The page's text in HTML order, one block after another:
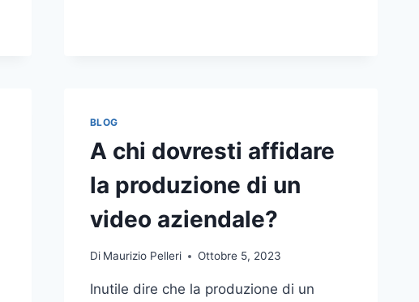
BLOG
A chi dovresti affidare
la produzione di un
video aziendale?
Di Maurizio Pelleri Ottobre 5, 2023
Inutile dire che la produzione di un